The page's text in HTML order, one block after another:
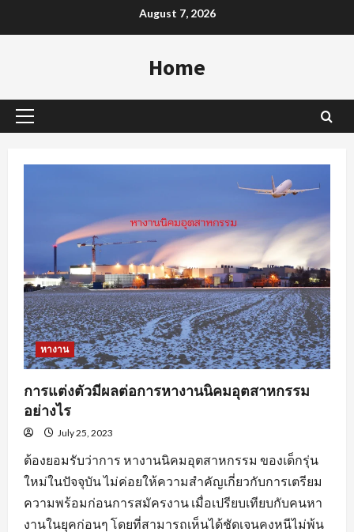
to
August 7, 2026
Home
Primary
หางาน
การแต่งตัวมีผลต่อการหางานนิคมอุตสาหกรรม
อย่างไร
July 25, 2023
ต้องยอมรับว่าการ หางานนิคมอุตสาหกรรม ของเด็กรุ่น
ใหม่ในปัจจุบัน ไม่ค่อยให้ความสำคัญเกี่ยวกับการเตรียม
ความพร้อมก่อนการสมัครงาน เมื่อเปรียบเทียบกับคนหา
งานในยุคก่อนๆ โดยที่สามารถเห็นได้ชัดเจนคงหนีไม่พ้น